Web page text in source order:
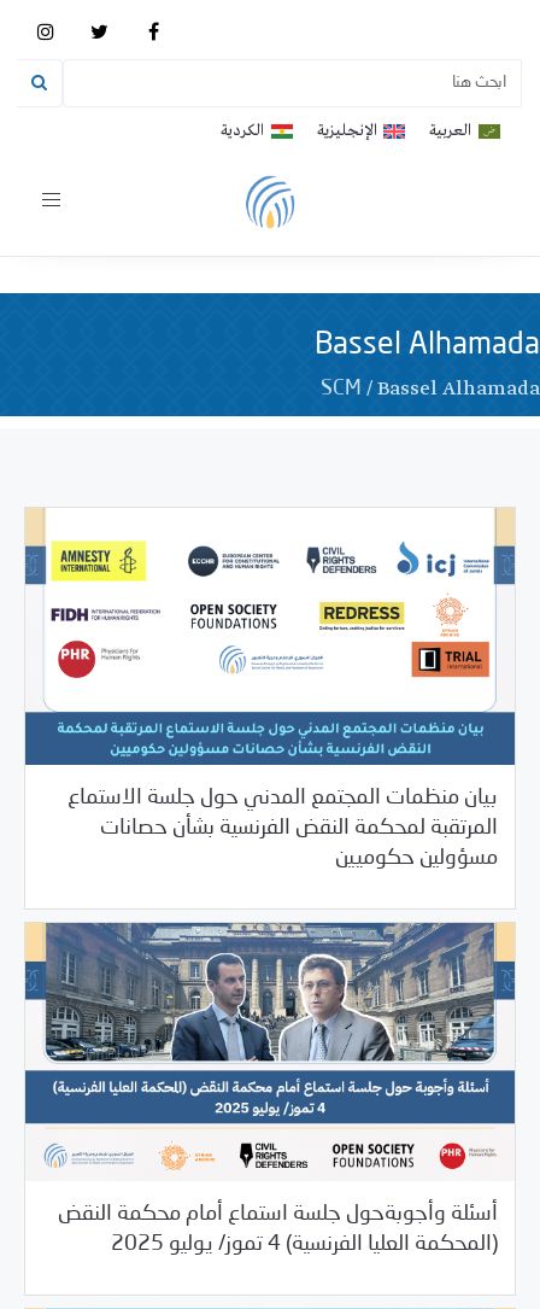
العربية الإنجليزية الكردية
Toggle
Bassel Alhamada
SCM /Bassel Alhamada
بيان منظمات المجتمع المدني حول جلسة الاستماع
المرتقبة لمحكمة النقض الفرنسية بشأن حصانات
مسؤولين حكوميين
07/03/2025 بيانات المركز/غير مصنف
أسئلة وأجوبةحول جلسة استماع أمام محكمة النقض
(المحكمة العليا الفرنسية) 4 تموز/ يوليو 2025
07/03/2025 بيانات المركز